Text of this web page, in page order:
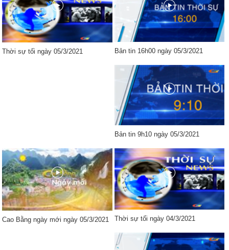
Thời sự tối ngày 05/3/2021 Bản tin 16h00 ngày 05/3/2021
Bản tin 9h10 ngày 05/3/2021
Cao Bằng ngày mới ngày 05/3/2021 Thời sự tối ngày 04/3/2021